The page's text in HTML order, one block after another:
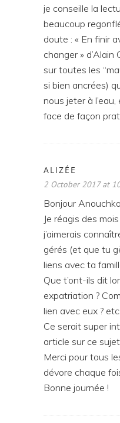
je conseille la
beaucoup
doute : « En finir
changer »
sur toutes les
si bien ancrées)
nous jeter à
face de façon
ALIZÉE
2 October 2017 at
Bonjour
Je réagis des
j’aimerais
gérés (et que tu
liens avec ta
Que t’ont-ils dit
expatriation ?
lien avec eux ? etc.
Ce serait super
article sur ce
Merci pour tous
dévore chaque
Bonne journée !